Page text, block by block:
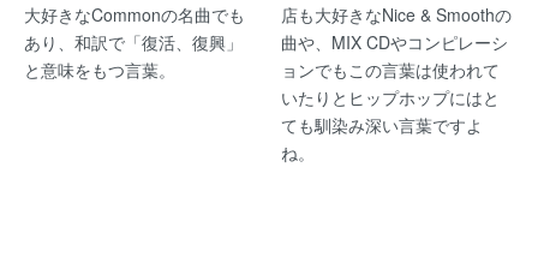
大好きなCommonの名曲でも
あり、和訳で「復活、復興」
と意味をもつ言葉。
店も大好きなNice & Smoothの
曲や、MIX CDやコンピレーシ
ョンでもこの言葉は使われて
いたりとヒップホップにはと
ても馴染み深い言葉ですよ
ね。